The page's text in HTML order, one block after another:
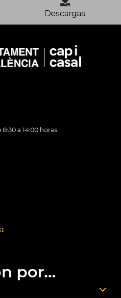
Descargas
a 14:00 horas
por...